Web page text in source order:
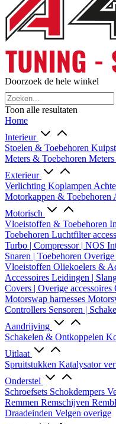
Doorzoek de hele winkel
Toon alle resultaten
Home
Interieur
Stoelen & Toebehoren
Meters & Toebehoren Meters
Exterieur
Verlichting Koplampen
Motorkappen & Toebehoren
Motorisch
Vloeistoffen & Toebehoren
Toebehoren Luchtfilter
Turbo | Compressor | NOS
Snaren | Toebehoren
Vloeistoffen Oliekoelers &
Accessoires Leidingen |
Covers | Overige accessoires
Motorswap harnesses
Controllers Sensoren |
Aandrijving
Schakelen & Ontkoppelen
Uitlaat
Spruitstukken Katalysator
Onderstel
Schroefsets Schokdempers
Remmen Remschijven
Draadeinden Velgen overige